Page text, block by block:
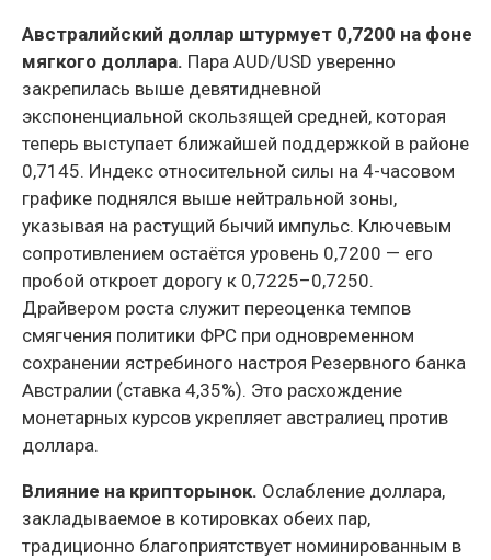
Австралийский доллар штурмует 0,7200 на фоне
мягкого доллара. Пара AUD/USD уверенно
закрепилась выше девятидневной
экспоненциальной скользящей средней, которая
теперь выступает ближайшей поддержкой в районе
0,7145. Индекс относительной силы на 4-часовом
графике поднялся выше нейтральной зоны,
указывая на растущий бычий импульс. Ключевым
сопротивлением остаётся уровень 0,7200 — его
пробой откроет дорогу к 0,7225–0,7250.
Драйвером роста служит переоценка темпов
смягчения политики ФРС при одновременном
сохранении ястребиного настроя Резервного банка
Австралии (ставка 4,35%). Это расхождение
монетарных курсов укрепляет австралиец против
доллара.
Влияние на крипторынок. Ослабление доллара,
закладываемое в котировках обеих пар,
традиционно благоприятствует номинированным в